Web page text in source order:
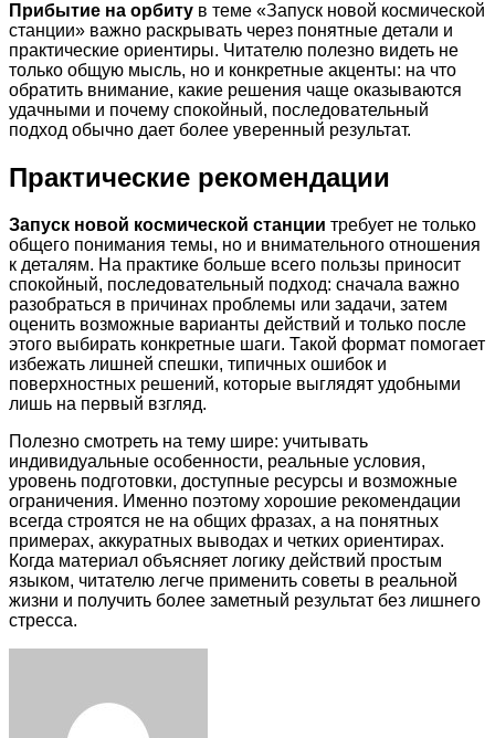
Прибытие на орбиту в теме «Запуск новой космической
станции» важно раскрывать через понятные детали и
практические ориентиры. Читателю полезно видеть не
только общую мысль, но и конкретные акценты: на что
обратить внимание, какие решения чаще оказываются
удачными и почему спокойный, последовательный
подход обычно дает более уверенный результат.
Практические рекомендации
Запуск новой космической станции требует не только
общего понимания темы, но и внимательного отношения
к деталям. На практике больше всего пользы приносит
спокойный, последовательный подход: сначала важно
разобраться в причинах проблемы или задачи, затем
оценить возможные варианты действий и только после
этого выбирать конкретные шаги. Такой формат помогает
избежать лишней спешки, типичных ошибок и
поверхностных решений, которые выглядят удобными
лишь на первый взгляд.
Полезно смотреть на тему шире: учитывать
индивидуальные особенности, реальные условия,
уровень подготовки, доступные ресурсы и возможные
ограничения. Именно поэтому хорошие рекомендации
всегда строятся не на общих фразах, а на понятных
примерах, аккуратных выводах и четких ориентирах.
Когда материал объясняет логику действий простым
языком, читателю легче применить советы в реальной
жизни и получить более заметный результат без лишнего
стресса.